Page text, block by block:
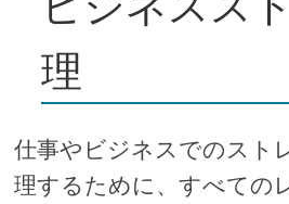
理
仕事やビジネスでのスト
理するために、すべての